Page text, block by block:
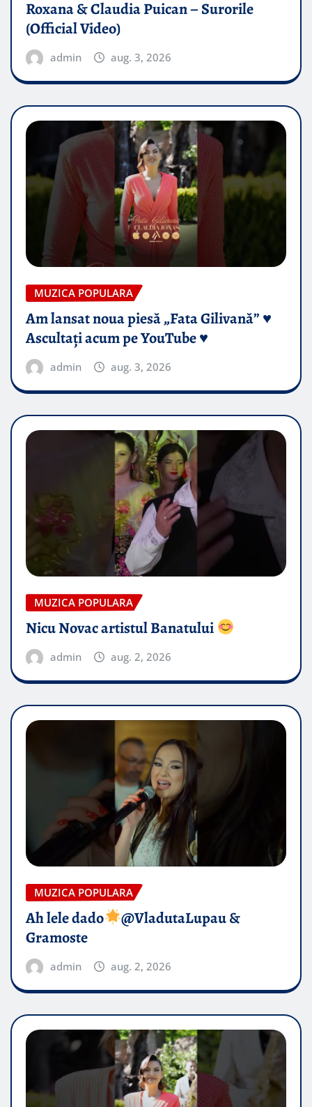
Roxana & Claudia Puican – Surorile
(Official Video)
admin aug. 3, 2026
MUZICA POPULARA
Am lansat noua piesă „Fata Gilivană” ♥️
Ascultați acum pe YouTube ♥️
admin aug. 3, 2026
MUZICA POPULARA
Nicu Novac artistul Banatului
admin aug. 2, 2026
MUZICA POPULARA
Ah lele dado​
@VladutaLupau &
Gramoste
admin aug. 2, 2026